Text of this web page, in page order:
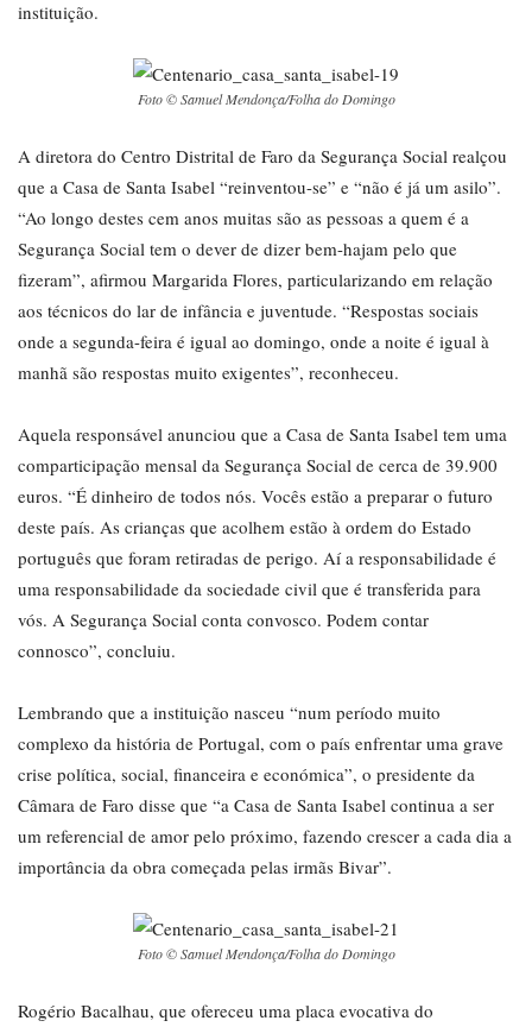
instituição.
Foto © Samuel Mendonça/Folha do Domingo
A diretora do Centro Distrital de Faro da Segurança Social realçou
que a Casa de Santa Isabel “reinventou-se” e “não é já um asilo”.
“Ao longo destes cem anos muitas são as pessoas a quem é a
Segurança Social tem o dever de dizer bem-hajam pelo que
fizeram”, afirmou Margarida Flores, particularizando em relação
aos técnicos do lar de infância e juventude. “Respostas sociais
onde a segunda-feira é igual ao domingo, onde a noite é igual à
manhã são respostas muito exigentes”, reconheceu.
Aquela responsável anunciou que a Casa de Santa Isabel tem uma
comparticipação mensal da Segurança Social de cerca de 39.900
euros. “É dinheiro de todos nós. Vocês estão a preparar o futuro
deste país. As crianças que acolhem estão à ordem do Estado
português que foram retiradas de perigo. Aí a responsabilidade é
uma responsabilidade da sociedade civil que é transferida para
vós. A Segurança Social conta convosco. Podem contar
connosco”, concluiu.
Lembrando que a instituição nasceu “num período muito
complexo da história de Portugal, com o país enfrentar uma grave
crise política, social, financeira e económica”, o presidente da
Câmara de Faro disse que “a Casa de Santa Isabel continua a ser
um referencial de amor pelo próximo, fazendo crescer a cada dia a
importância da obra começada pelas irmãs Bivar”.
Foto © Samuel Mendonça/Folha do Domingo
Rogério Bacalhau, que ofereceu uma placa evocativa do